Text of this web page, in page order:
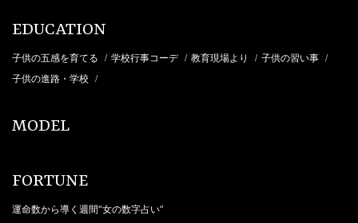
EDUCATION
子供の五感を育てる / 学校行事コーデ / 教育現場より / 子供の習い事 /
子供の進路・学校 /
MODEL
FORTUNE
運命数から導く週間“女の数字占い”